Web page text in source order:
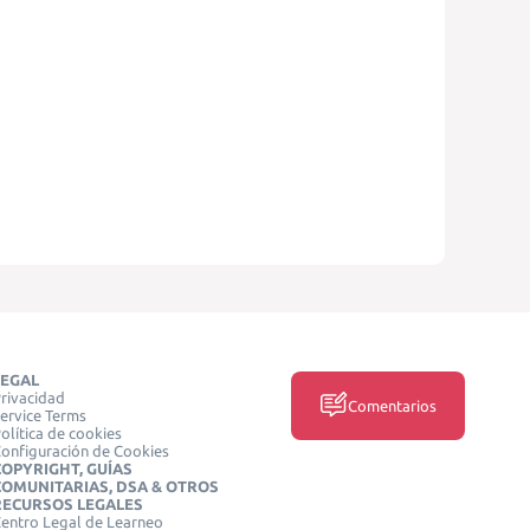
Terms
de cookies
de Cookies
GUÍAS
DSA & OTROS
LEGALES
Legal de Learneo
Comentarios